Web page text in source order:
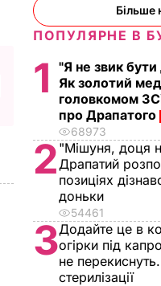
Більше
ПОПУЛЯРНЕ В
1
"Я не звик
Як золотий
головкомом
про Драпатого
68973
2 "Мішуня, доця
Драпатий
позиціях
доньки
54461
3Додайте це в
огірки під
не
стерилізації